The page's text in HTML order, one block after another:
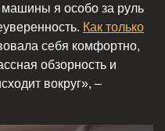
машины я особо за руль
Как только
себя комфортно,
обзорность и
вокруг», –